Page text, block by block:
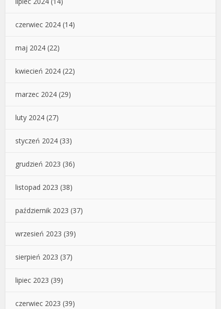
czerwiec 2024 (14)
maj 2024 (22)
kwiecień 2024 (22)
marzec 2024 (29)
luty 2024 (27)
styczeń 2024 (33)
grudzień 2023 (36)
listopad 2023 (38)
październik 2023 (37)
wrzesień 2023 (39)
sierpień 2023 (37)
lipiec 2023 (39)
czerwiec 2023 (39)